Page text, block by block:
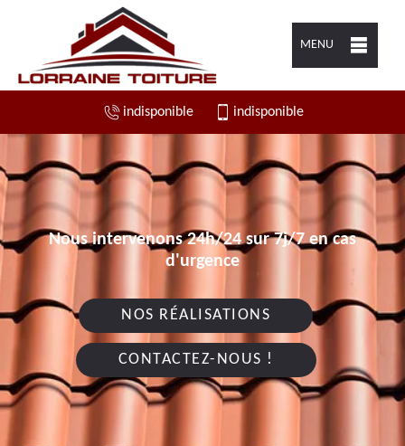
MENU
indisponible indisponible
Nous intervenons 24h/24 sur 7j/7 en cas
d'urgence
NOS RÉALISATIONS
CONTACTEZ-NOUS !